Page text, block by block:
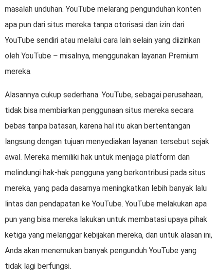
masalah unduhan. YouTube melarang pengunduhan konten
apa pun dari situs mereka tanpa otorisasi dan izin dari
YouTube sendiri atau melalui cara lain selain yang diizinkan
oleh YouTube – misalnya, menggunakan layanan Premium
mereka.
Alasannya cukup sederhana. YouTube, sebagai perusahaan,
tidak bisa membiarkan penggunaan situs mereka secara
bebas tanpa batasan, karena hal itu akan bertentangan
langsung dengan tujuan menyediakan layanan tersebut sejak
awal. Mereka memiliki hak untuk menjaga platform dan
melindungi hak-hak pengguna yang berkontribusi pada situs
mereka, yang pada dasarnya meningkatkan lebih banyak lalu
lintas dan pendapatan ke YouTube. YouTube melakukan apa
pun yang bisa mereka lakukan untuk membatasi upaya pihak
ketiga yang melanggar kebijakan mereka, dan untuk alasan ini,
Anda akan menemukan banyak pengunduh YouTube yang
tidak lagi berfungsi.